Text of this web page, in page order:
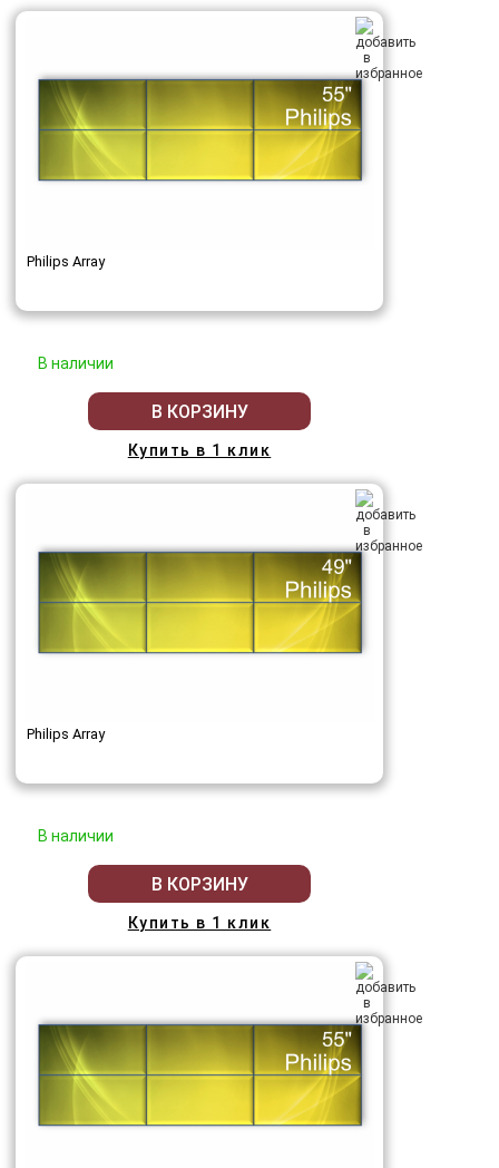
Philips Array
В наличии
В КОРЗИНУ
Купить в 1 клик
Philips Array
В наличии
В КОРЗИНУ
Купить в 1 клик